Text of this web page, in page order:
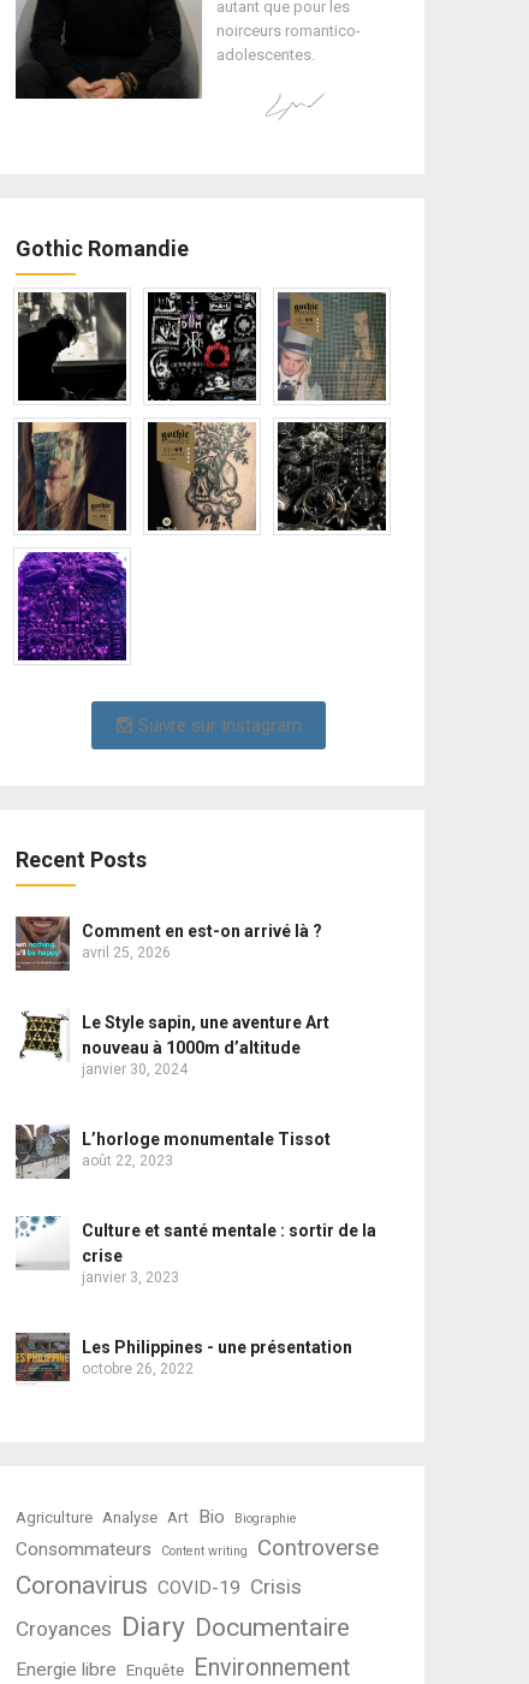
autant que pour les
noirceurs romantico-
adolescentes.
Gothic Romandie
Suivre sur Instagram
Recent Posts
Comment en est-on arrivé là ?
avril 25, 2026
Le Style sapin, une aventure Art
nouveau à 1000m d’altitude
janvier 30, 2024
L’horloge monumentale Tissot
août 22, 2023
Culture et santé mentale : sortir de la
crise
janvier 3, 2023
Les Philippines - une présentation
octobre 26, 2022
Agriculture Analyse Art Bio Biographie
Consommateurs Content writing Controverse
Coronavirus COVID-19 Crisis
Croyances Diary Documentaire
Energie libre Enquête Environnement